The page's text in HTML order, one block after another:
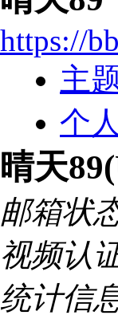
https://
主
个
晴天89
邮箱状
视频认
统计信